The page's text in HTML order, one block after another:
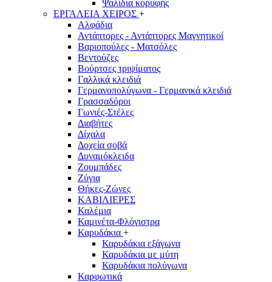
Ψαλίδια κορυφής
ΕΡΓΑΛΕΙΑ ΧΕΙΡΟΣ +
Αλφάδια
Αντάπτορες - Αντάπτορες Μαγνητικοί
Βαριοπούλες - Ματσόλες
Βεντούζες
Βούρτσες τριψίματος
Γαλλικά κλειδιά
Γερμανοπολύγωνα - Γερμανικά κλειδιά
Γρασσαδόροι
Γωνιές-Στέλες
Διαβήτες
Δίχαλα
Δοχεία σοβά
Δυναμόκλειδα
Ζουμπάδες
Ζύγια
Θήκες-Ζώνες
ΚΑΒΙΛΙΕΡΕΣ
Καλέμια
Καμινέτα-Φλόγιστρα
Καρυδάκια +
Καρυδάκια εξάγωνα
Καρυδάκια με μύτη
Καρυδάκια πολύγωνα
Καρφωτικά